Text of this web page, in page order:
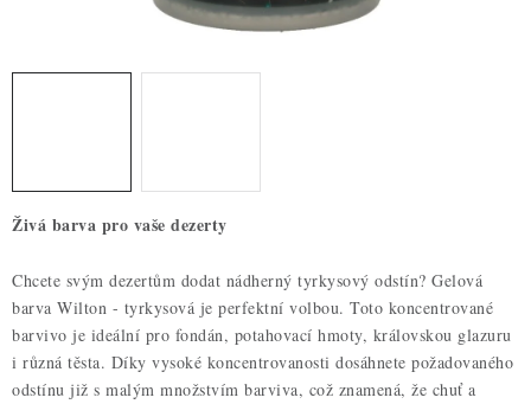
NOVÉ ZBOŽÍ
Nepřevzetí zásilky na dobírku
Hodnocení obchodu
Blog
Podmínky ochrany osobních údajů
Živá barva pro vaše dezerty
Chcete svým dezertům dodat nádherný tyrkysový odstín? Gelová
barva Wilton - tyrkysová je perfektní volbou. Toto koncentrované
barvivo je ideální pro fondán, potahovací hmoty, královskou glazuru
i různá těsta. Díky vysoké koncentrovanosti dosáhnete požadovaného
odstínu již s malým množstvím barviva, což znamená, že chuť a